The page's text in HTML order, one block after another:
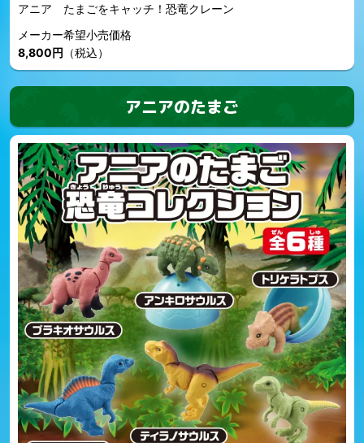
アニア たまごをキャッチ！恐竜クレーン
メーカー希望小売価格
8,800円 （税込）
アニアのたまご